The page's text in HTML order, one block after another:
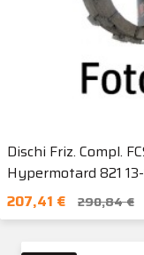
Dischi Friz. Compl.
Hypermotard 821
207,41 €
290,84 €